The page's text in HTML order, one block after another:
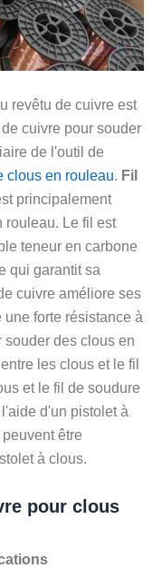
revêtu de cuivre est
cuivre pour souder
de l'outil de
clous en rouleau. Fil
principalement
rouleau. Le fil est
teneur en carbone
qui garantit sa
cuivre améliore ses
forte résistance à
souder des clous en
les clous et le fil
et le fil de soudure
d'un pistolet à
être
à clous.
pour clous